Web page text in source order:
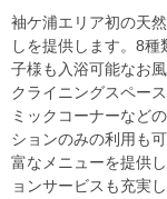
袖ケ浦エリア初の天
しを提供します。8
子様も入浴可能なお
クライニングスペー
ミックコーナーなど
ションのみの利用も
富なメニューを提供
ョンサービスも充実